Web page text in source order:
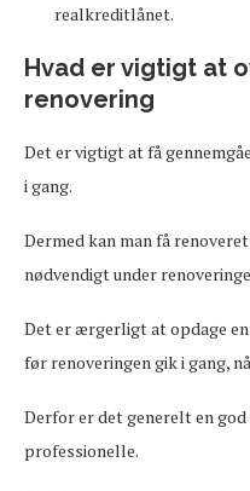
realkreditlånet.
Hvad er vigtigt at
renovering
Det er vigtigt at få
i gang.
Dermed kan man få
nødvendigt under
Det er ærgerligt at opdage
før renoveringen gik i gang,
Derfor er det generelt en
professionelle.